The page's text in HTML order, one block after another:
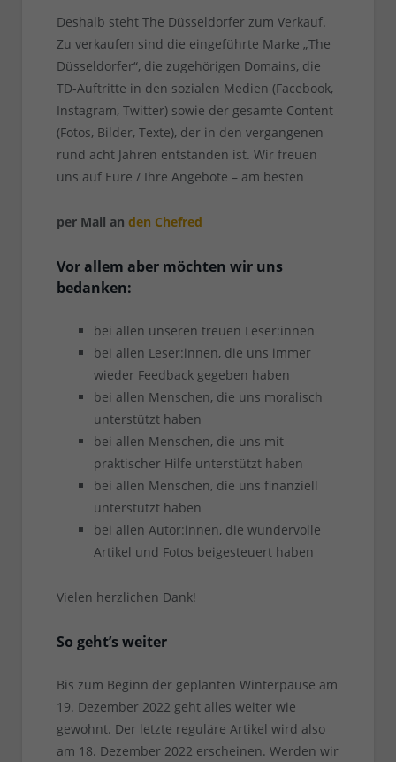
Deshalb steht The Düsseldorfer zum Verkauf.
Zu verkaufen sind die eingeführte Marke „The
Düsseldorfer“, die zugehörigen Domains, die
TD-Auftritte in den sozialen Medien (Facebook,
Instagram, Twitter) sowie der gesamte Content
(Fotos, Bilder, Texte), der in den vergangenen
rund acht Jahren entstanden ist. Wir freuen
uns auf Eure / Ihre Angebote – am besten
per Mail an den Chefred
Vor allem aber möchten wir uns
bedanken:
bei allen unseren treuen Leser:innen
bei allen Leser:innen, die uns immer
wieder Feedback gegeben haben
bei allen Menschen, die uns moralisch
unterstützt haben
bei allen Menschen, die uns mit
praktischer Hilfe unterstützt haben
bei allen Menschen, die uns finanziell
unterstützt haben
bei allen Autor:innen, die wundervolle
Artikel und Fotos beigesteuert haben
Vielen herzlichen Dank!
So geht’s weiter
Bis zum Beginn der geplanten Winterpause am
19. Dezember 2022 geht alles weiter wie
gewohnt. Der letzte reguläre Artikel wird also
am 18. Dezember 2022 erscheinen. Werden wir